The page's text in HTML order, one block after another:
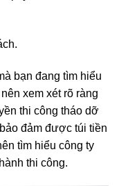
bạn đang tìm hiểu
xem xét rõ ràng
thi công tháo dỡ
đảm được túi tiền
tìm hiểu công ty
thi công.